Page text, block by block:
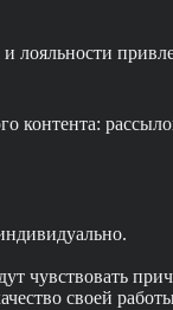
лояльности
чувствовать
своей